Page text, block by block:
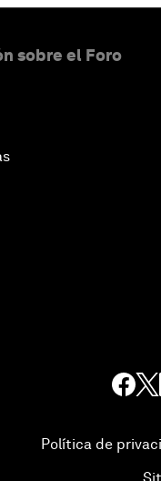
sobre el Foro
Política de